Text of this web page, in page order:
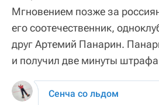
Мгновением позже за
его соотечественник,
друг Артемий Панарин.
и получил две минуты